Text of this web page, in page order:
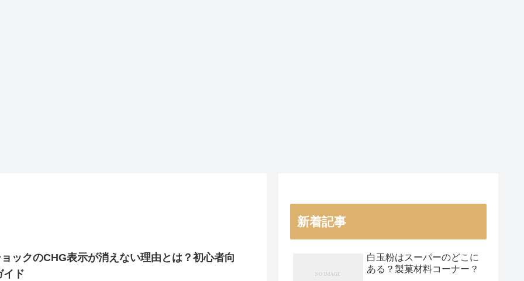
ックのCHG表示が消えない理由とは？初心者向
イド
新着記事
白玉粉はスーパーのどこに
ある？製菓材料コーナー？